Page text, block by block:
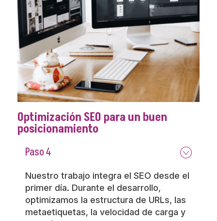
Optimización SEO para un buen
posicionamiento
Paso 4
Nuestro trabajo integra el SEO desde el
primer día. Durante el desarrollo,
optimizamos la estructura de URLs, las
metaetiquetas, la velocidad de carga y